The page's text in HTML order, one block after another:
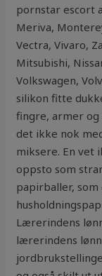
pornstar escort
Meriva,
Vectra, Vivaro,
Mitsubishi,
Volkswagen,
silikon fitte
fingre, armer og
det ikke nok
miksere. En vet
oppsto som
papirballer,
Lærerindens
lærerindens